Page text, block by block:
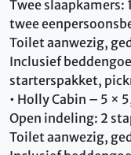
Twee slaapkamers:
twee
Toilet aanwezig,
Inclusief
starterspakket,
• Holly Cabin – 5 ×
Open indeling: 2
Toilet aanwezig,